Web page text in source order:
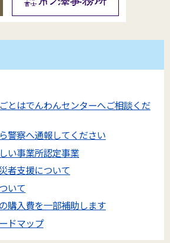
とはでんわんセンターへご相談くだ
警察へ通報してください
い事業所認定事業
者支援について
いて
購入費を一部補助します
ドマップ